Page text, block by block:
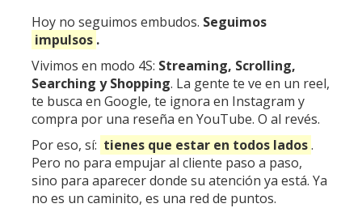
Hoy no seguimos embudos. Seguimos
impulsos .
Vivimos en modo 4S: Streaming, Scrolling,
Searching y Shopping. La gente te ve en un reel,
te busca en Google, te ignora en Instagram y
compra por una reseña en YouTube. O al revés.
Por eso, sí: tienes que estar en todos lados.
Pero no para empujar al cliente paso a paso,
sino para aparecer donde su atención ya está. Ya
no es un caminito, es una red de puntos.